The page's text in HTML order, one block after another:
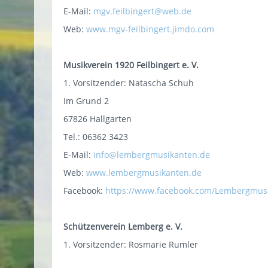
E-Mail: mgv.feilbingert@web.de
Web: www.mgv-feilbingert.jimdo.com
Musikverein 1920 Feilbingert e. V.
1. Vorsitzender: Natascha Schuh
Im Grund 2
67826 Hallgarten
Tel.: 06362 3423
E-Mail: info@lembergmusikanten.de
Web: www.lembergmusikanten.de
Facebook: https://www.facebook.com/
Schützenverein Lemberg e. V.
1. Vorsitzender: Rosmarie Rumler